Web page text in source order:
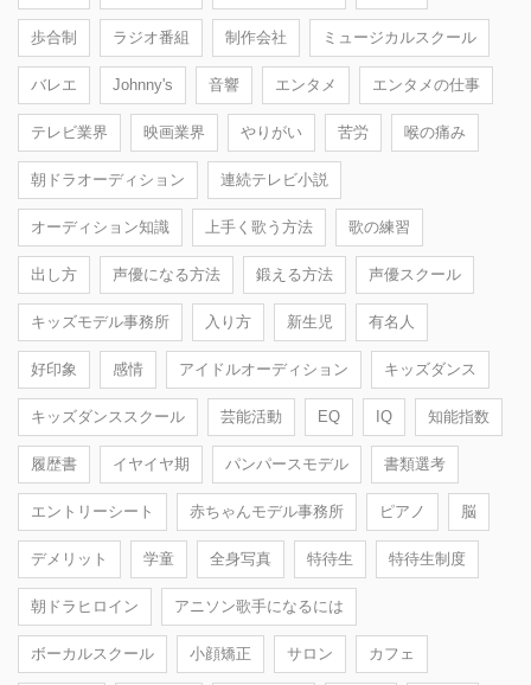
歩合制 ラジオ番組 制作会社 ミュージカルスクール
バレエ Johnny's 音響 エンタメ エンタメの仕事
テレビ業界 映画業界 やりがい 苦労 喉の痛み
朝ドラオーディション 連続テレビ小説
オーディション知識 上手く歌う方法 歌の練習
出し方 声優になる方法 鍛える方法 声優スクール
キッズモデル事務所 入り方 新生児 有名人
好印象 感情 アイドルオーディション キッズダンス
キッズダンススクール 芸能活動 EQ IQ 知能指数
履歴書 イヤイヤ期 パンパースモデル 書類選考
エントリーシート 赤ちゃんモデル事務所 ピアノ 脳
デメリット 学童 全身写真 特待生 特待生制度
朝ドラヒロイン アニソン歌手になるには
ボーカルスクール 小顔矯正 サロン カフェ